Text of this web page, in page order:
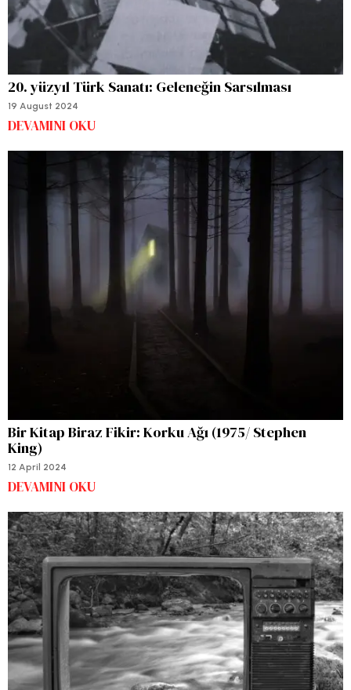
20. yüzyıl Türk Sanatı: Geleneğin Sarsılması
19 August 2024
DEVAMINI OKU
Bir Kitap Biraz Fikir: Korku Ağı (1975/ Stephen
King)
12 April 2024
DEVAMINI OKU